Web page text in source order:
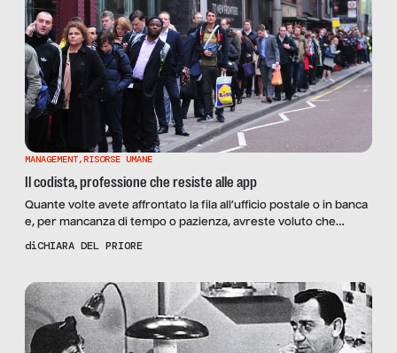
MANAGEMENT,RISORSE UMANE
Il codista, professione che resiste alle app
Quante volte avete affrontato la fila all’ufficio postale o in banca
e, per mancanza di tempo o pazienza, avreste voluto che
qualcuno la facesse per voi? Bene, già da tre anni esiste quella
diCHIARA DEL PRIORE